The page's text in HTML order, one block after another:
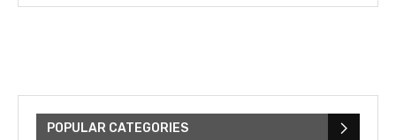
POPULAR CATEGORIES